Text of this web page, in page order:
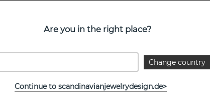
Are you in the right place?
Change country
Continue to scandinavianjewelrydesign.de>